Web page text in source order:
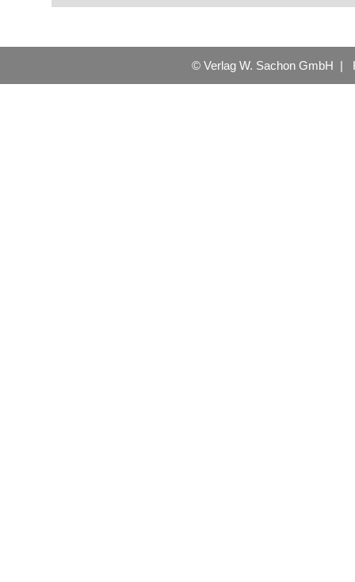
© Verlag W. Sachon GmbH |